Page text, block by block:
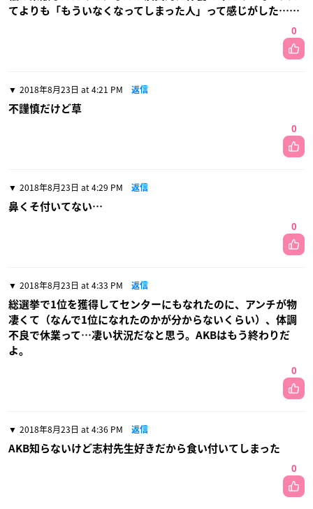
てよりも「もういなくなってしまった人」って感じがした……
0
2018年8月23日 at 4:21 PM 返信
不謹慎だけど草
0
2018年8月23日 at 4:29 PM 返信
鼻くそ付いてない…
0
2018年8月23日 at 4:33 PM 返信
総選挙で1位を獲得してセンターにもなれたのに、アンチが物
凄くて（なんで1位になれたのかが分からないくらい）、体調
不良で休業って…凄い状況だなと思う。AKBはもう終わりだ
よ。
0
2018年8月23日 at 4:36 PM 返信
AKB知らないけど志村先生好きだから食い付いてしまった
0